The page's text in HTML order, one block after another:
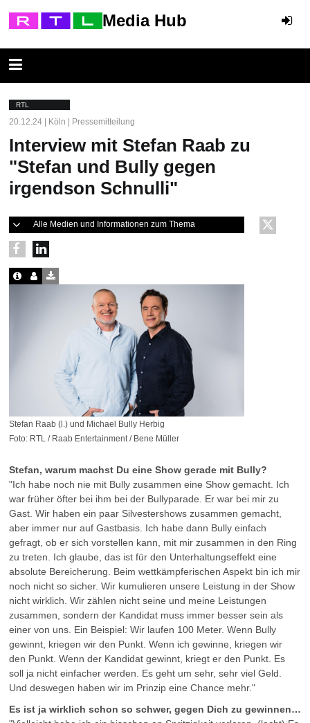
Media Hub
RTL
20.12.24 | Köln | Pressemitteilung
Interview mit Stefan Raab zu
"Stefan und Bully gegen
irgendson Schnulli"
Alle Medien und Informationen zum Thema
Stefan Raab (l.) und Michael Bully Herbig
Foto: RTL / Raab Entertainment / Bene Müller
Stefan, warum machst Du eine Show gerade mit Bully?
"Ich habe noch nie mit Bully zusammen eine Show gemacht. Ich
war früher öfter bei ihm bei der Bullyparade. Er war bei mir zu
Gast. Wir haben ein paar Silvestershows zusammen gemacht,
aber immer nur auf Gastbasis. Ich habe dann Bully einfach
gefragt, ob er sich vorstellen kann, mit mir zusammen in den Ring
zu treten. Ich glaube, das ist für den Unterhaltungseffekt eine
absolute Bereicherung. Beim wettkämpferischen Aspekt bin ich mir
noch nicht so sicher. Wir kumulieren unsere Leistung in der Show
nicht wirklich. Wir zählen nicht seine und meine Leistungen
zusammen, sondern der Kandidat muss immer besser sein als
einer von uns. Ein Beispiel: Wir laufen 100 Meter. Wenn Bully
gewinnt, kriegen wir den Punkt. Wenn ich gewinne, kriegen wir
den Punkt. Wenn der Kandidat gewinnt, kriegt er den Punkt. Es
soll ja nicht einfacher werden. Es geht um sehr, sehr viel Geld.
Und deswegen haben wir im Prinzip eine Chance mehr."
Es ist ja wirklich schon so schwer, gegen Dich zu gewinnen…